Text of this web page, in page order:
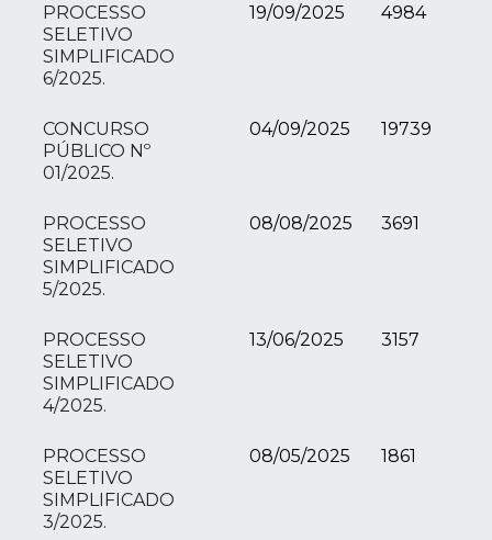
PROCESSO
SELETIVO
SIMPLIFICADO
6/2025.
19/09/2025 4984
CONCURSO
PÚBLICO Nº
01/2025.
04/09/2025 19739
PROCESSO
SELETIVO
SIMPLIFICADO
5/2025.
08/08/2025 3691
PROCESSO
SELETIVO
SIMPLIFICADO
4/2025.
13/06/2025 3157
PROCESSO
SELETIVO
SIMPLIFICADO
3/2025.
08/05/2025 1861